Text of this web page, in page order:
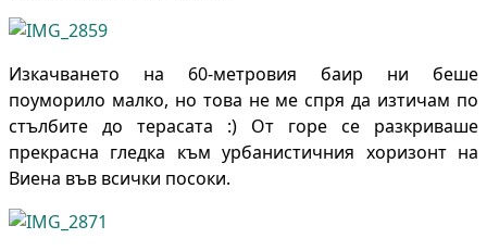
Изкачването на 60-метровия баир ни беше
поуморило малко, но това не ме спря да изтичам по
стълбите до терасата :) От горе се разкриваше
прекрасна гледка към урбанистичния хоризонт на
Виена във всички посоки.